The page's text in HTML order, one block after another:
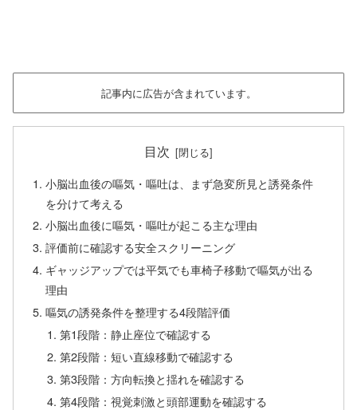
記事内に広告が含まれています。
目次
小脳出血後の嘔気・嘔吐は、まず急変所見と誘発条件
を分けて考える
小脳出血後に嘔気・嘔吐が起こる主な理由
評価前に確認する安全スクリーニング
ギャッジアップでは平気でも車椅子移動で嘔気が出る
理由
嘔気の誘発条件を整理する4段階評価
第1段階：静止座位で確認する
第2段階：短い直線移動で確認する
第3段階：方向転換と揺れを確認する
第4段階：視覚刺激と頭部運動を確認する